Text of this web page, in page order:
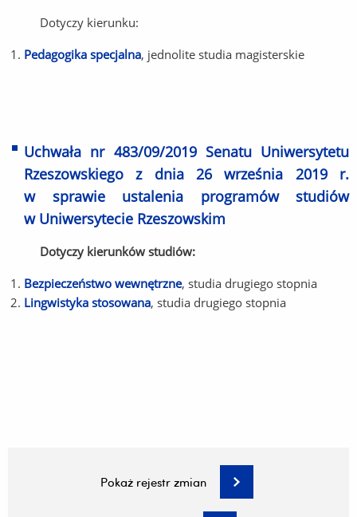
Dotyczy kierunku:
Pedagogika specjalna, jednolite studia magisterskie
Uchwała nr 483/09/2019 Senatu Uniwersytetu
Rzeszowskiego z dnia 26 września 2019 r.
w sprawie ustalenia programów studiów
w Uniwersytecie Rzeszowskim
Dotyczy kierunków studiów:
Bezpieczeństwo wewnętrzne, studia drugiego stopnia
Lingwistyka stosowana, studia drugiego stopnia
Ewa Krzyżanowska 2023-02-01
Pokaż rejestr zmian